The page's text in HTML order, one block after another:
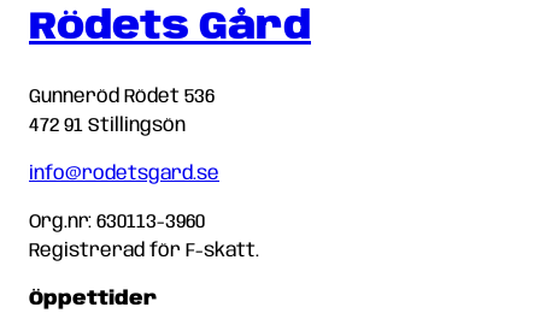
Rödets Gård
Gunneröd Rödet 536
472 91 Stillingsön
info@rodetsgard.se
Org.nr: 630113-3960
Registrerad för F-skatt.
Öppettider